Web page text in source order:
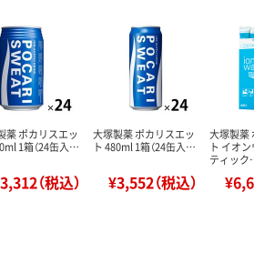
薬 ポカリスエッ
1箱（24缶入…
（税込）
大塚製薬 ポカリスエッ
ト 480ml 1箱（24缶入…
¥3,552（税込）
大塚製薬
ト イオ
ティッ